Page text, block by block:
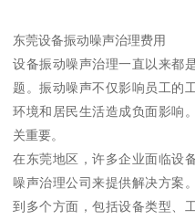
东莞设备振动噪声治理费用
设备振动噪声治理一直以来都
题。振动噪声不仅影响员工的
环境和居民生活造成负面影响
关重要。
在东莞地区，许多企业面临设
噪声治理公司来提供解决方案
到多个方面，包括设备类型、